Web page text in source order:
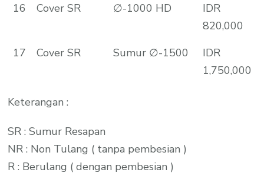
16
Cover SR ∅-1000 HD
IDR
820,000
17
Cover SR Sumur ∅-1500
IDR
1,750,000
Keterangan :
SR : Sumur Resapan
NR : Non Tulang ( tanpa pembesian )
R : Berulang ( dengan pembesian )